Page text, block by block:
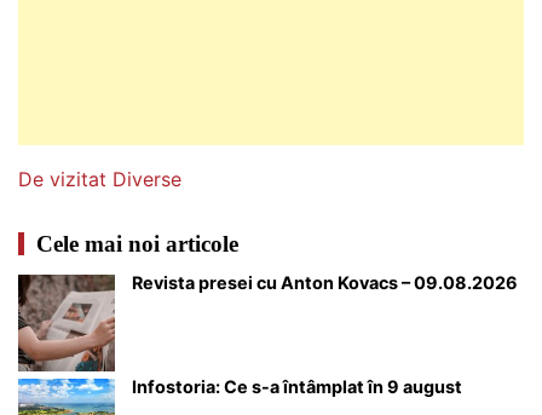
De vizitat Diverse
Cele mai noi articole
Revista presei cu Anton Kovacs – 09.08.2026
Infostoria: Ce s-a întâmplat în 9 august